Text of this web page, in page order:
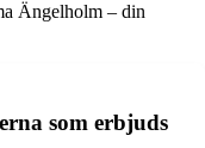
Ängelholm – din
som erbjuds